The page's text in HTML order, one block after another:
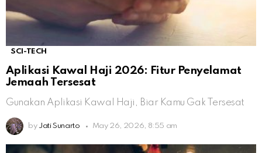
SCI-TECH
Aplikasi Kawal Haji 2026: Fitur Penyelamat
Jemaah Tersesat
Gunakan Aplikasi Kawal Haji, Biar Kamu Gak Tersesat
by Jati Sunarto May 26, 2026, 8:55 am